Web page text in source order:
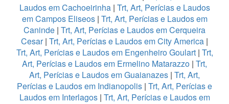
Laudos em Cachoeirinha| Trt, Art, Perícias e Laudos
em Campos Eliseos | Trt, Art, Perícias e Laudos em
Caninde | Trt, Art, Perícias e Laudos em Cerqueira
Cesar| Trt, Art, Perícias e Laudos em City America |
Trt, Art, Perícias e Laudos em Engenheiro Goulart | Trt,
Art, Perícias e Laudos em Ermelino Matarazzo | Trt,
Art, Perícias e Laudos em Guaianazes | Trt, Art,
Perícias e Laudos em Indianopolis | Trt, Art, Perícias e
Laudos em Interlagos| Trt, Art, Perícias e Laudos em